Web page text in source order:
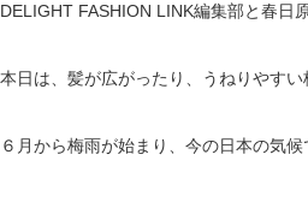
DELIGHT FASHION LINK編集部と春日
本日は、髪が広がったり、うねりやす
６月から梅雨が始まり、今の日本の気